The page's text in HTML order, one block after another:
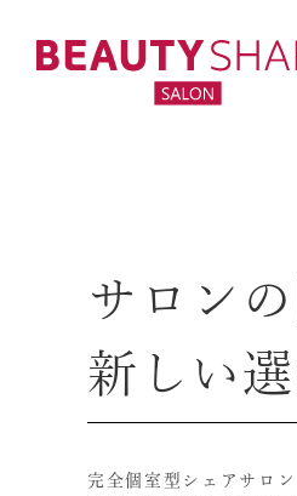
サロン
新しい
完全個室型シェアサロン